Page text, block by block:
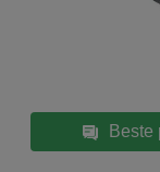
Beste